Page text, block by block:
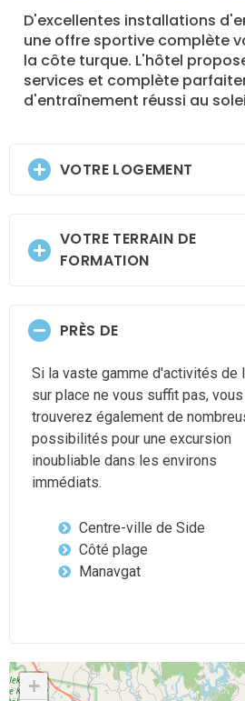
D'excellentes installations
une offre sportive complète
la côte turque. L'hôtel
services et complète
d'entraînement réussi au
VOTRE LOGEMENT
VOTRE TERRAIN DE
FORMATION
PRÈS DE
Si la vaste gamme d'activités de
sur place ne vous suffit pas, vous
trouverez également de
possibilités pour une excursion
inoubliable dans les environs
immédiats.
Centre-ville de Side
Côté plage
Manavgat
+